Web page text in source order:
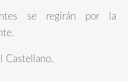
se regirán por la
Castellano.